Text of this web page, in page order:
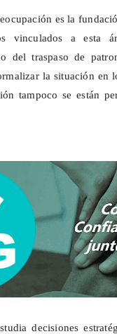
es la
vinculados a esta
del traspaso de
la situación en
tampoco se están
decisiones